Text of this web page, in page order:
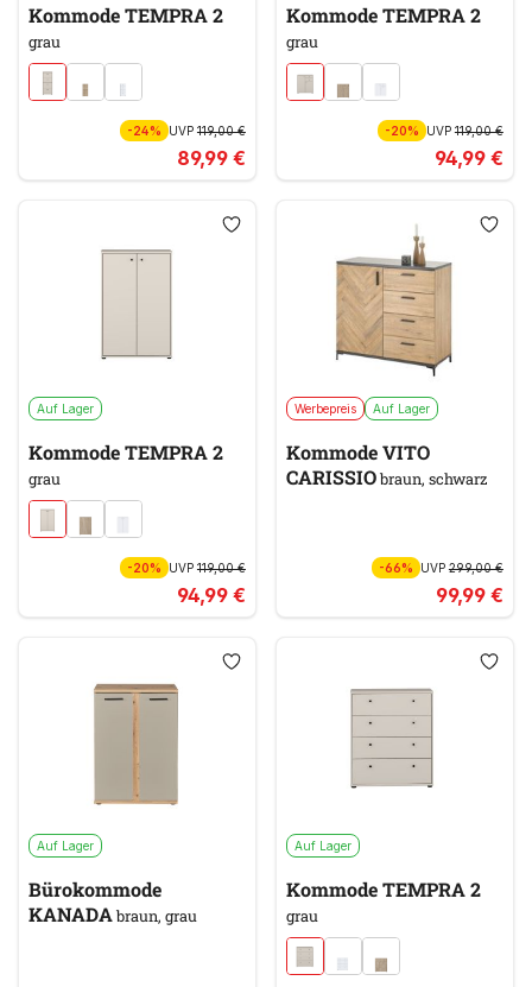
Kommode TEMPRA 2
grau
-24% UVP 119,00 €
89,99 €
Kommode TEMPRA 2
grau
-20% UVP119,00 €
94,99 €
Auf Lager
Kommode TEMPRA 2
grau
-20% UVP 119,00 €
94,99 €
Werbepreis Auf Lager
Kommode VITO
CARISSIObraun, schwarz
-66% UVP299,00 €
99,99 €
Auf Lager
Bürokommode
KANADAbraun, grau
Auf Lager
Kommode TEMPRA 2
grau